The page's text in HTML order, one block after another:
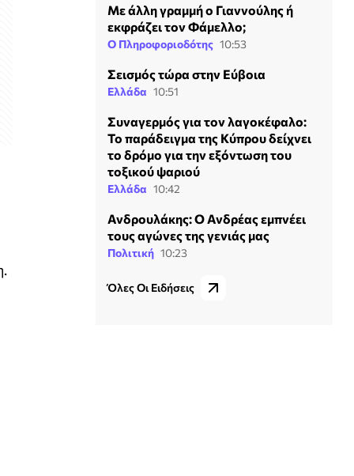
Με άλλη γραμμή ο Γιαννούλης ή
εκφράζει τον Φάμελλο;
Ο Πληροφοριοδότης 10:53
Σεισμός τώρα στην Εύβοια
Ελλάδα 10:51
Συναγερμός για τον λαγοκέφαλο:
Το παράδειγμα της Κύπρου δείχνει
το δρόμο για την εξόντωση του
τοξικού ψαριού
Ελλάδα 10:42
Ανδρουλάκης: Ο Ανδρέας εμπνέει
τους αγώνες της γενιάς μας
Πολιτική 10:23
Όλες Οι Ειδήσεις